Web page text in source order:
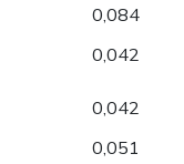
0,084
0,042
0,042
0,051